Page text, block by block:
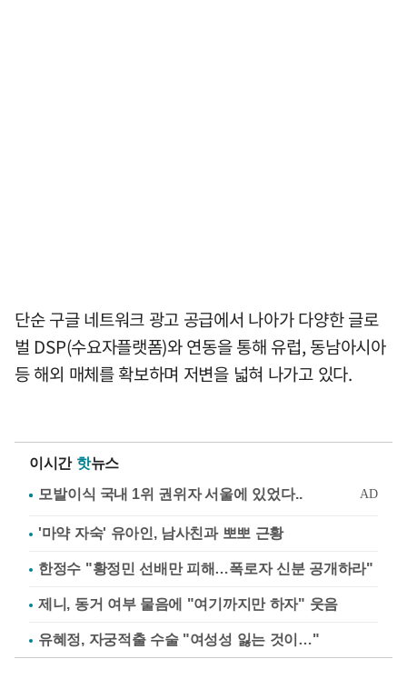
단순 구글 네트워크 광고 공급에서 나아가 다양한 글로
벌 DSP(수요자플랫폼)와 연동을 통해 유럽, 동남아시아
등 해외 매체를 확보하며 저변을 넓혀 나가고 있다.
이시간 핫뉴스
'마약 자숙' 유아인, 남사친과 뽀뽀 근황
한정수 "황정민 선배만 피해…폭로자 신분 공개하라"
제니, 동거 여부 물음에 "여기까지만 하자" 웃음
유혜정, 자궁적출 수술 "여성성 잃는 것이…"